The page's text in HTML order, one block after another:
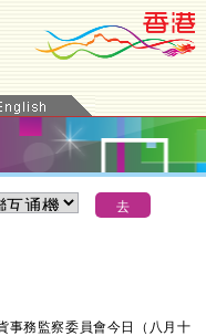
務監察委員會今日（八月十